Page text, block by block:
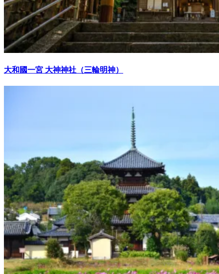
大和國一宮 大神神社（三輪明神）